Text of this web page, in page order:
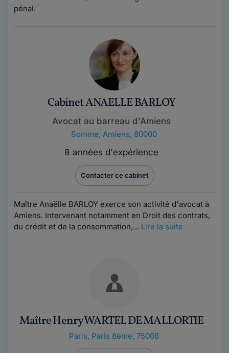
pénal.
Cabinet ANAELLE BARLOY
Avocat au barreau d'Amiens
Somme, Amiens, 80000
8 années d'expérience
Contacter ce cabinet
Maître Anaëlle BARLOY exerce son activité d'avocat à
Amiens. Intervenant notamment en Droit des contrats,
du crédit et de la consommation,... Lire la suite
Maître Henry WARTEL DE MALLORTIE
Paris, Paris 8ème, 75008